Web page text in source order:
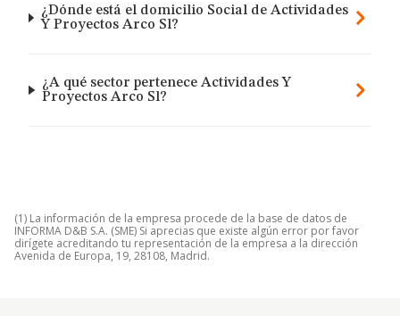
¿Dónde está el domicilio Social de Actividades
Y Proyectos Arco Sl?
¿A qué sector pertenece Actividades Y
Proyectos Arco Sl?
(1) La información de la empresa procede de la base de datos de
INFORMA D&B S.A. (SME) Si aprecias que existe algún error por favor
dirígete acreditando tu representación de la empresa a la dirección
Avenida de Europa, 19, 28108, Madrid.